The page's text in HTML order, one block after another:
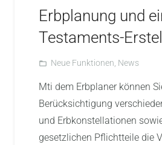
Erbplanung und
Testaments-
folder_open Neue Funktionen, News
Mti dem Erbplaner können
Berücksichtigung
und Erbkonstellationen
gesetzlichen Pflichtteile die